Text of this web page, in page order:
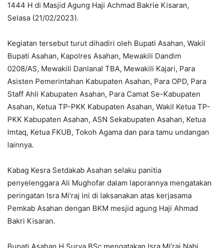
1444 H di Masjid Agung Haji Achmad Bakrie Kisaran,
Selasa (21/02/2023).
Kegiatan tersebut turut dihadiri oleh Bupati Asahan, Wakil
Bupati Asahan, Kapolres Asahan, Mewakili Dandim
0208/AS, Mewakili Danlanal TBA, Mewakili Kajari, Para
Asisten Pemerintahan Kabupaten Asahan, Para OPD, Para
Staff Ahli Kabupaten Asahan, Para Camat Se-Kabupaten
Asahan, Ketua TP-PKK Kabupaten Asahan, Wakil Ketua TP-
PKK Kabupaten Asahan, ASN Sekabupaten Asahan, Ketua
Imtaq, Ketua FKUB, Tokoh Agama dan para tamu undangan
lainnya.
Kabag Kesra Setdakab Asahan selaku panitia
penyelenggara Ali Mughofar dalam laporannya mengatakan
peringatan Isra Mi’raj ini di laksanakan atas kerjasama
Pemkab Asahan dengan BKM mesjid agung Haji Ahmad
Bakri Kisaran.